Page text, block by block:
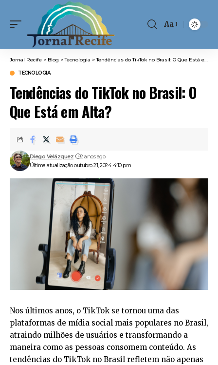
Font
Aa
Jornal Recife > Blog >Tecnologia >Tendências do TikTok no Brasil: O Que Está em Alta?
TECNOLOGIA
Tendências do TikTok no Brasil: O
Que Está em Alta?
Última atualização outubro 21, 2024 4:10 pm
Diego Velázquez 2 anos ago
Nos últimos anos, o TikTok se tornou uma das
plataformas de mídia social mais populares no Brasil,
atraindo milhões de usuários e transformando a
maneira como as pessoas consomem conteúdo. As
tendências do TikTok no Brasil refletem não apenas